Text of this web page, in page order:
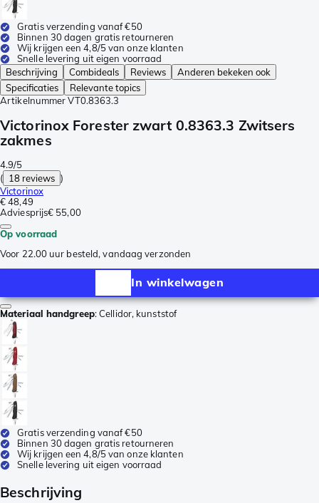
Gratis verzending vanaf €50
Binnen 30 dagen gratis retourneren
Wij krijgen een 4,8/5 van onze klanten
Snelle levering uit eigen voorraad
Beschrijving
Combideals Reviews
Anderen bekeken ook
Specificaties
Relevante topics
Artikelnummer VT0.8363.3
Victorinox Forester zwart 0.8363.3 Zwitsers
zakmes
4.9/5
( 18 reviews )
Victorinox
€ 48,49
Adviesprijs€ 55,00
Op voorraad
Voor 22.00 uur besteld, vandaag verzonden
In winkelwagen
Materiaal handgreep:Cellidor, kunststof
Gratis verzending vanaf €50
Binnen 30 dagen gratis retourneren
Wij krijgen een 4,8/5 van onze klanten
Snelle levering uit eigen voorraad
Beschrijving